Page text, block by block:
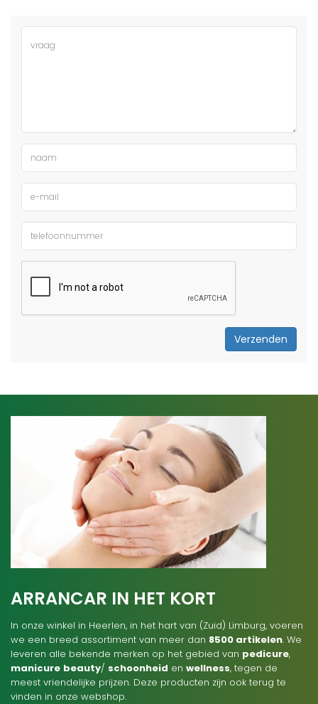
Verzenden
ARRANCAR IN HET KORT
In onze winkel in Heerlen, in het hart van (Zuid) Limburg, voeren
we een breed assortiment van meer dan 8500 artikelen. We
leveren alle bekende merken op het gebied van pedicure,
manicure beauty/ schoonheid en wellness, tegen de
meest vriendelijke prijzen. Deze producten zijn ook terug te
vinden in onze webshop.